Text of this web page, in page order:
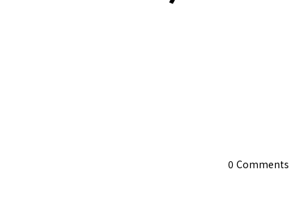
0 Comments